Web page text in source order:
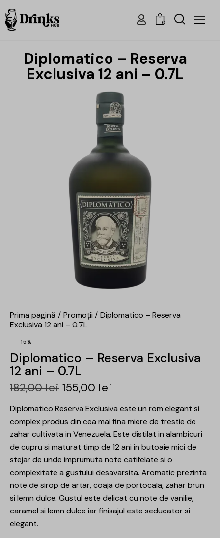
0
Diplomatico – Reserva
Exclusiva 12 ani – 0.7L
Prima pagină Promoții
Diplomatico – Reserva
Exclusiva 12 ani – 0.7L
-15%
Diplomatico – Reserva Exclusiva
12 ani – 0.7L
182,00lei 155,00 lei
Diplomatico Reserva Exclusiva este un rom elegant si
complex produs din cea mai fina miere de trestie de
zahar cultivata in Venezuela. Este distilat in alambicuri
de cupru si maturat timp de 12 ani in butoaie mici de
stejar de unde imprumuta note catifelate si o
complexitate a gustului desavarsita. Aromatic prezinta
note de sirop de artar, coaja de portocala, zahar brun
si lemn dulce. Gustul este delicat cu note de vanilie,
caramel si lemn dulce iar finisajul este seducator si
elegant.